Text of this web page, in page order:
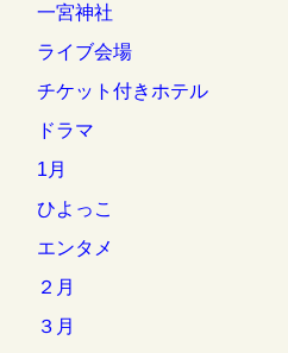
一宮神社
ライブ会場
チケット付きホテル
ドラマ
1月
ひよっこ
エンタメ
２月
３月